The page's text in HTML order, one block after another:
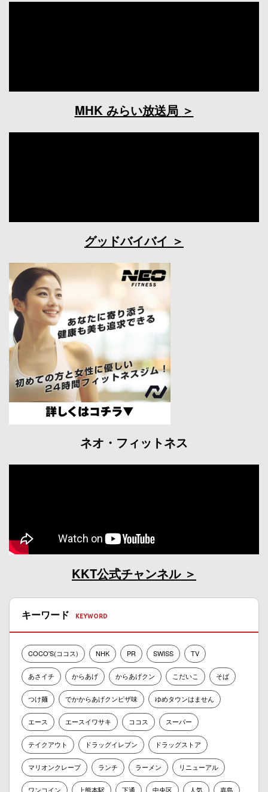
MHK みらい放送局
グッドバイバイ
ネオ・フィットネス
KKT公式チャンネル
キーワード
COCO'S(ココス) NHK PR SWISS TV
あさイチ からあげ からあげクン こだいこ そば
つけ麺 でかからあげクンピザ味 ゆめタウンはません
エース エースイワサキ ココス スーパー
テイクアウト ドラッグイレブン ドラッグストア
マリオンクレープ ランチ ラーメン リニューアル
ワンコイン 上熊本駅 下通 中央区 人気 嘉島